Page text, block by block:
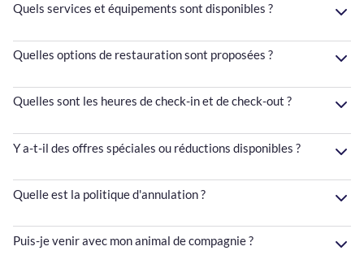
Quels services et équipements sont disponibles ?
Quelles options de restauration sont proposées ?
Quelles sont les heures de check-in et de check-out ?
Y a-t-il des offres spéciales ou réductions disponibles ?
Quelle est la politique d'annulation ?
Puis-je venir avec mon animal de compagnie ?